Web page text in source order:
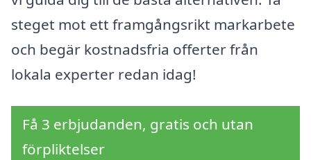
steget mot ett framgångsrikt markarbete
och begär kostnadsfria offerter från
lokala experter redan idag!
Få 3 erbjudanden, gratis och utan
förpliktelser